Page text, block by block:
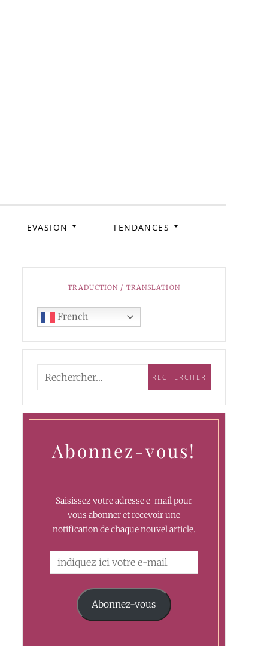
EVASION TENDANCES
TRADUCTION / TRANSLATION
French
Abonnez-vous!
Saisissez votre adresse e-mail pour
vous abonner et recevoir une
notification de chaque nouvel article.
Abonnez-vous